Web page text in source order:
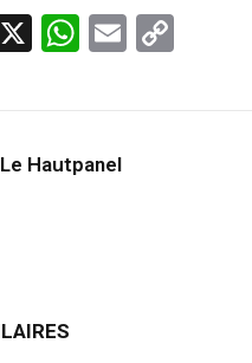
X WhatsApp
Email
Le Hautpanel